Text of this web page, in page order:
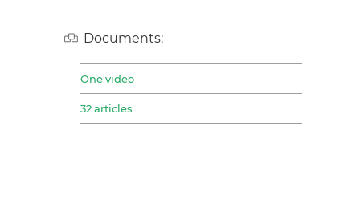
Documents:
One video
32 articles